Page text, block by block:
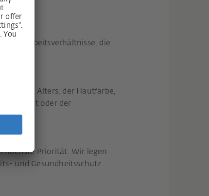
nur Arbeitsverhältnisse, die
des Alters, der Hautfarbe,
oder der
höchste Priorität. Wir legen
und Gesundheitsschutz.